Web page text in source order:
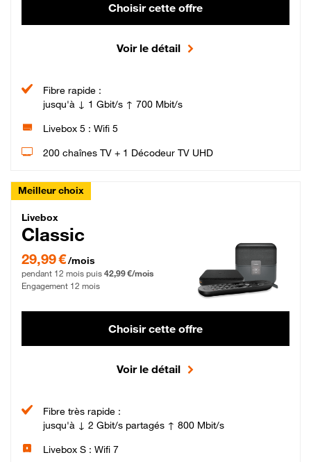
Choisir cette offre
Voir le détail
Fibre rapide :
jusqu'à ↓ 1 Gbit/s ↑ 700 Mbit/s
Livebox 5 : Wifi 5
200 chaînes TV + 1 Décodeur TV UHD
Meilleur choix
Livebox Classic Fibre
Livebox
Classic
29,99 € par mois pendant 12 mois puis 42,99 € par mois, Engagement 12 mois
29,99 €/mois
pendant 12 mois puis 42,99 €/mois
Engagement 12 mois
Choisir cette offre
Voir le détail
Fibre très rapide :
jusqu'à ↓ 2 Gbit/s partagés ↑ 800 Mbit/s
Livebox S : Wifi 7